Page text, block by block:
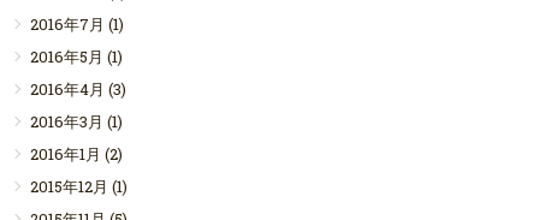
2016年7月 (1)
2016年5月 (1)
2016年4月 (3)
2016年3月 (1)
2016年1月 (2)
2015年12月 (1)